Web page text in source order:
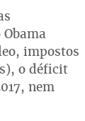
impostos
o déficit
nem